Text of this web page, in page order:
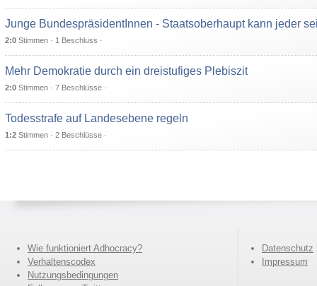
Junge BundespräsidentInnen - Staatsoberhaupt kann jeder
2:0Stimmen · 1 Beschluss ·
Mehr Demokratie durch ein dreistufiges Plebiszit
2:0Stimmen · 7 Beschlüsse ·
Todesstrafe auf Landesebene regeln
1:2Stimmen · 2 Beschlüsse ·
Wie funktioniert Adhocracy?
Verhaltenscodex
Nutzungsbedingungen
Datenschutz
Impressum